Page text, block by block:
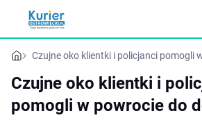
Czujne oko klientki i policjanci pomogli
Czujne oko klientki i
pomogli w powrocie do